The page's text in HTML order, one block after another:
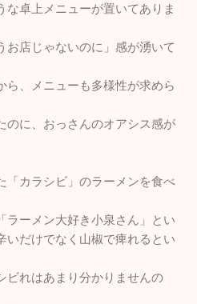
な卓上メニューが置いてありま
お店じゃないのに」感が湧いて
ら、メニューも多様性が求めら
のに、おっさんのオアシス感が
「カラシビ」のラーメンを食べ
ラーメン大好き小泉さん」とい
いだけでなく山椒で痺れるとい
ビれはあまり分かりませんの